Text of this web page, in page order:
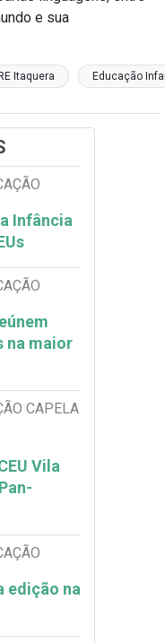
e sua
Itaquera Educação
Infância
na maior
CAPELA
Vila
edição na